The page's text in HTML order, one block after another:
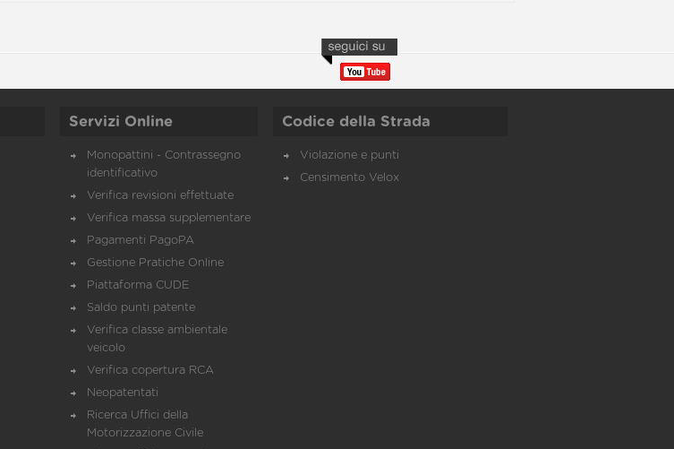
Servizi Online
Monopattini - Contrassegno
identificativo
Verifica revisioni effettuate
Verifica massa supplementare
Pagamenti PagoPA
Gestione Pratiche Online
Piattaforma CUDE
Saldo punti patente
Verifica classe ambientale
veicolo
Verifica copertura RCA
Neopatentati
Ricerca Uffici della
Motorizzazione Civile
Codice della Strada
Violazione e punti
Censimento Velox